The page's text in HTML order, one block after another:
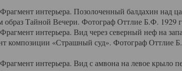
интерьера. Позолоченный балдахин над
образ Тайной Вечери. Фотограф Оттлие Б.Ф. 1929
интерьера. Вид через северный неф на
композиции «Страшный суд». Фотограф Оттлие
интерьера. Вид с амвона на левое крыло